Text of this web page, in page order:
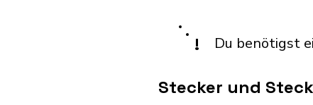
! Du benötigst
Stecker und